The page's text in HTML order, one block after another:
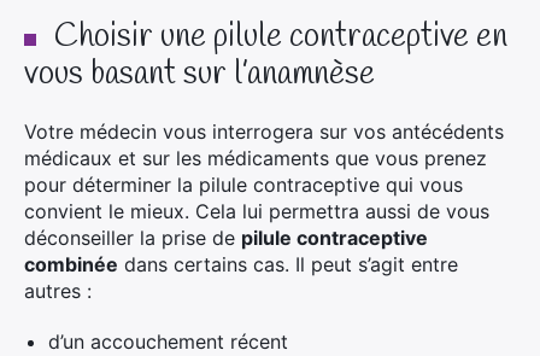
Choisir une pilule contraceptive en
vous basant sur l’anamnèse
Votre médecin vous interrogera sur vos antécédents
médicaux et sur les médicaments que vous prenez
pour déterminer la pilule contraceptive qui vous
convient le mieux. Cela lui permettra aussi de vous
déconseiller la prise de pilule contraceptive
combinée dans certains cas. Il peut s’agit entre
autres :
d’un accouchement récent